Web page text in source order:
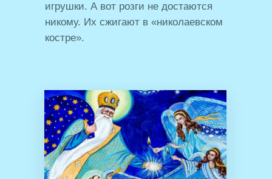
игрушки. А вот розги не достаются
никому. Их сжигают в «николаевском
костре».